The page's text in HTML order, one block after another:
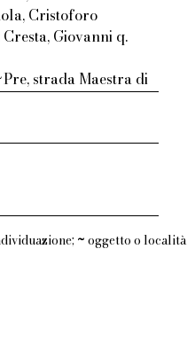
Cristoforo
Giovanni q.
strada Maestra di
~ oggetto o località